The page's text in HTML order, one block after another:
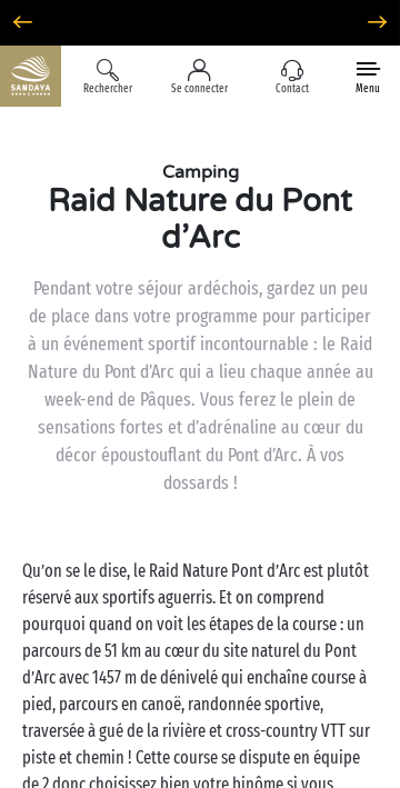
Rechercher Se connecter Contact Menu
Camping
Raid Nature du Pont
d’Arc
Pendant votre séjour ardéchois, gardez un peu
de place dans votre programme pour participer
à un événement sportif incontournable : le Raid
Nature du Pont d’Arc qui a lieu chaque année au
week-end de Pâques. Vous ferez le plein de
sensations fortes et d’adrénaline au cœur du
décor époustouflant du Pont d’Arc. À vos
dossards !
Qu’on se le dise, le Raid Nature Pont d’Arc est plutôt
réservé aux sportifs aguerris. Et on comprend
pourquoi quand on voit les étapes de la course : un
parcours de 51 km au cœur du site naturel du Pont
d’Arc avec 1457 m de dénivelé qui enchaîne course à
pied, parcours en canoë, randonnée sportive,
traversée à gué de la rivière et cross-country VTT sur
piste et chemin ! Cette course se dispute en équipe